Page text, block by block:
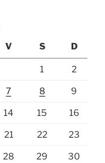
V S D
1 2
7 8 9
14 15 16
21 22 23
28 29 30